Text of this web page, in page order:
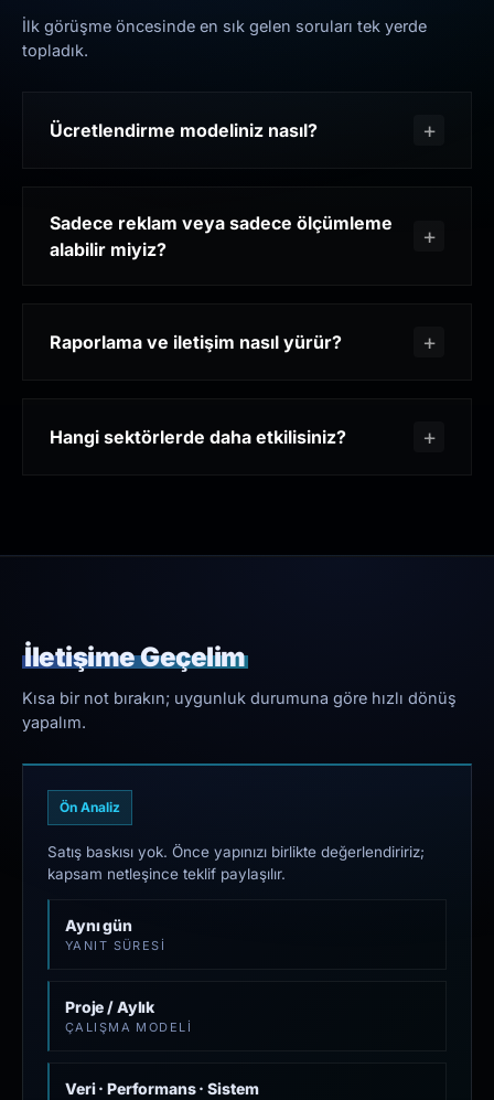
İlk görüşme öncesinde en sık gelen soruları tek yerde
topladık.
Ücretlendirme modeliniz nasıl?
Sadece reklam veya sadece ölçümleme
alabilir miyiz?
Raporlama ve iletişim nasıl yürür?
Hangi sektörlerde daha etkilisiniz?
İletişime Geçelim
Kısa bir not bırakın; uygunluk durumuna göre hızlı dönüş
yapalım.
Ön Analiz
Satış baskısı yok. Önce yapınızı birlikte değerlendiririz;
kapsam netleşince teklif paylaşılır.
Aynı gün
YANIT SÜRESI
Proje / Aylık
ÇALIŞMA MODELI
Veri · Performans · Sistem